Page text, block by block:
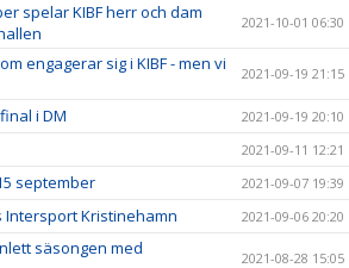
spelar KIBF herr och dam
2021-10-01 06:30
engagerar sig i KIBF - men vi
2021-09-19 21:15
i DM 2021-09-19 20:10
2021-09-11 12:21
september 2021-09-07 19:39
Intersport Kristinehamn 2021-09-06 20:20
säsongen med
2021-08-28 15:05